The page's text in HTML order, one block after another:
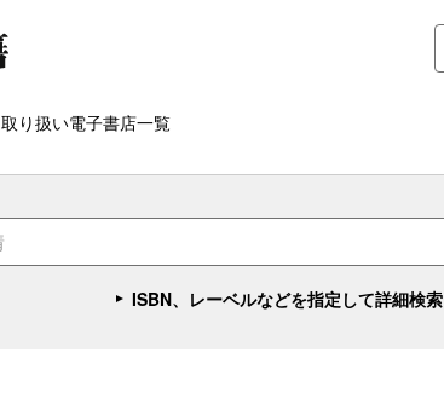
取り扱い電子書店一覧
ISBN、レーベルなどを指定して詳細検索